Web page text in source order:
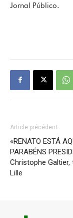
Jornal Público.
Article précédent
«RENATO ESTÁ
PARABÉNS
Christophe Galtier,
Lille